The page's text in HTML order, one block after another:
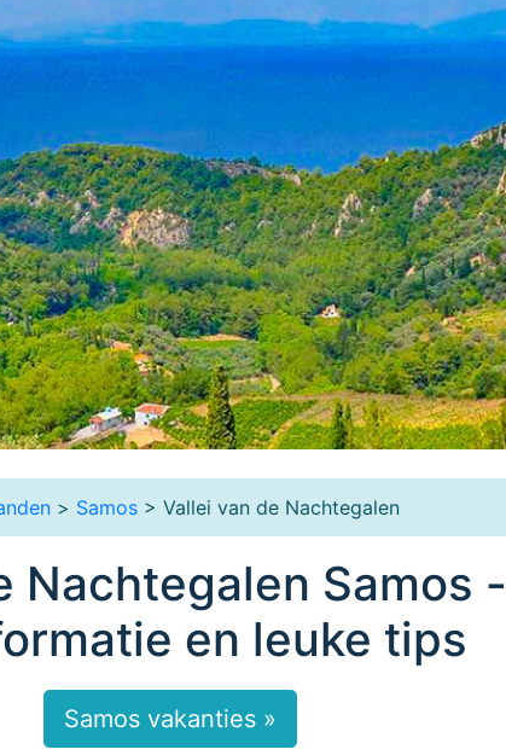
> Samos > Vallei van de Nachtegalen
Nachtegalen Samos
en leuke tips
Samos vakanties »